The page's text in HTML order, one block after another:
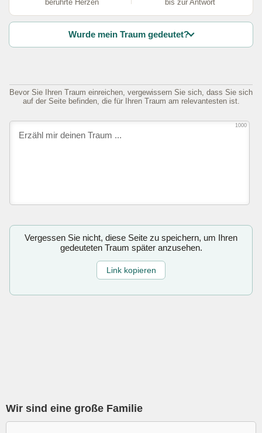
berührte Herzen bis zur Antwort
Wurde mein Traum gedeutet?
Bevor Sie Ihren Traum einreichen, vergewissern Sie sich, dass Sie sich
auf der Seite befinden, die für Ihren Traum am relevantesten ist.
1000
Vergessen Sie nicht, diese Seite zu speichern, um Ihren
gedeuteten Traum später anzusehen.
Link kopieren
Wir sind eine große Familie